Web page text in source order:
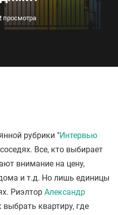
просмотра
рубрики "Интервью
Все, кто выбирает
внимание на цену,
и т.д. Но лишь единицы
Риэлтор Александр
выбрать квартиру, где